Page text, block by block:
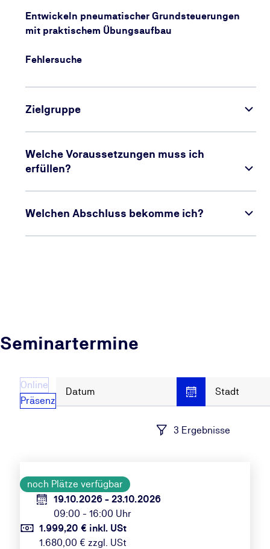
Entwickeln pneumatischer Grundsteuerungen
mit praktischem Übungsaufbau
Fehlersuche
Zielgruppe
Welche Voraussetzungen muss ich
erfüllen?
Welchen Abschluss bekomme ich?
Seminartermine
Online
Präsenz
Datum Stadt
3 Ergebnisse
noch Plätze verfügbar
19.10.2026 - 23.10.2026
09:00 - 16:00 Uhr
1.999,20 € inkl. USt
1.680,00 € zzgl. USt